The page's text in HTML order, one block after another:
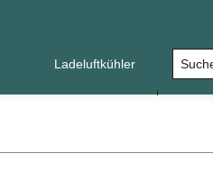
Ladeluftkühler